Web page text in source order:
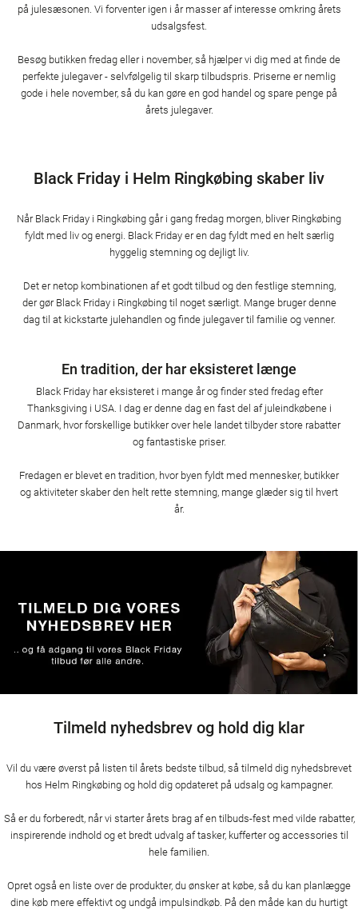
på julesæsonen. Vi forventer igen i år masser af interesse omkring årets
udsalgsfest.
Besøg butikken fredag eller i november, så hjælper vi dig med at finde de
perfekte julegaver - selvfølgelig til skarp tilbudspris. Priserne er nemlig
gode i hele november, så du kan gøre en god handel og spare penge på
årets julegaver.
Black Friday i Helm Ringkøbing skaber liv
Når Black Friday i Ringkøbing går i gang fredag morgen, bliver Ringkøbing
fyldt med liv og energi. Black Friday er en dag fyldt med en helt særlig
hyggelig stemning og dejligt liv.
Det er netop kombinationen af et godt tilbud og den festlige stemning,
der gør Black Friday i Ringkøbing til noget særligt. Mange bruger denne
dag til at kickstarte julehandlen og finde julegaver til familie og venner.
En tradition, der har eksisteret længe
Black Friday har eksisteret i mange år og finder sted fredag efter
Thanksgiving i USA. I dag er denne dag en fast del af juleindkøbene i
Danmark, hvor forskellige butikker over hele landet tilbyder store rabatter
og fantastiske priser.
Fredagen er blevet en tradition, hvor byen fyldt med mennesker, butikker
og aktiviteter skaber den helt rette stemning, mange glæder sig til hvert
år.
Tilmeld nyhedsbrev og hold dig klar
Vil du være øverst på listen til årets bedste tilbud, så tilmeld dig nyhedsbrevet
hos Helm Ringkøbing og hold dig opdateret på udsalg og kampagner.
Så er du forberedt, når vi starter årets brag af en tilbuds-fest med vilde rabatter,
inspirerende indhold og et bredt udvalg af tasker, kufferter og accessories til
hele familien.
Opret også en liste over de produkter, du ønsker at købe, så du kan planlægge
dine køb mere effektivt og undgå impulsindkøb. På den måde kan du hurtigt